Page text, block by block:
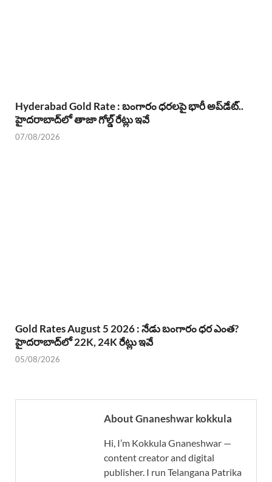
Hyderabad Gold Rate : బంగారం ధరలపై భారీ అప్‌డేట్..
హైదరాబాద్‌లో తాజా గోల్డ్ రేట్లు ఇవే
07/08/2026
Gold Rates August 5 2026 : నేడు బంగారం ధర ఎంత?
హైదరాబాద్‌లో 22K, 24K రేట్లు ఇవే
05/08/2026
About Gnaneshwar kokkula
Hi, I’m Kokkula Gnaneshwar —
content creator and digital
publisher. I run Telangana Patrika